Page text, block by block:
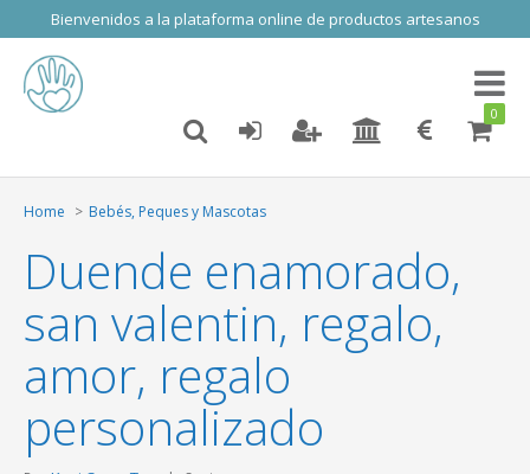
Bienvenidos a la plataforma online de productos artesanos
Toggle
0
Home Bebés, Peques y Mascotas
Duende enamorado,
san valentin, regalo,
amor, regalo
personalizado